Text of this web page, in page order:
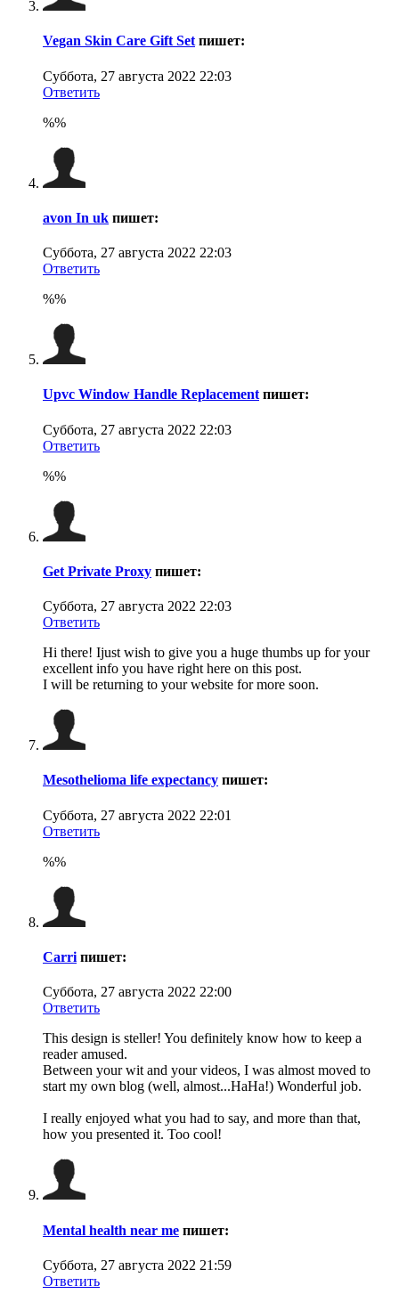
Vegan Skin Care Gift Set пишет:
Суббота, 27 августа 2022 22:03
Ответить
%%
avon In uk пишет:
Суббота, 27 августа 2022 22:03
Ответить
%%
Upvc Window Handle Replacement пишет:
Суббота, 27 августа 2022 22:03
Ответить
%%
Get Private Proxy пишет:
Суббота, 27 августа 2022 22:03
Ответить
Hi there! Ijust wish to give you a huge thumbs up for your
excellent info you have right here on this post.
I will be returning to your website for more soon.
Mesothelioma life expectancy пишет:
Суббота, 27 августа 2022 22:01
Ответить
%%
Carri пишет:
Суббота, 27 августа 2022 22:00
Ответить
This design is steller! You definitely know how to keep a
reader amused.
Between your wit and your videos, I was almost moved to
start my own blog (well, almost...HaHa!) Wonderful job.
I really enjoyed what you had to say, and more than that,
how you presented it. Too cool!
Mental health near me пишет:
Суббота, 27 августа 2022 21:59
Ответить